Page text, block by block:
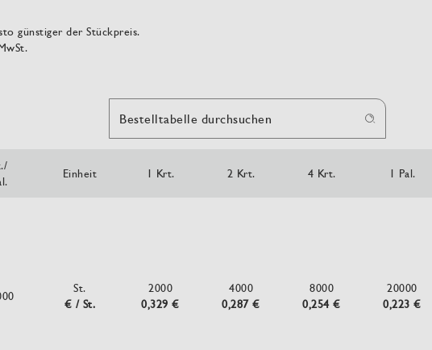
günstiger der Stückpreis.
Bestelltabelle durchsuchen
Einheit 1 Krt. 2 Krt. 4 Krt. 1 Pal.
St.
€ / St.
2000
0,329 €
4000
0,287 €
8000
0,254 €
20000
0,223 €